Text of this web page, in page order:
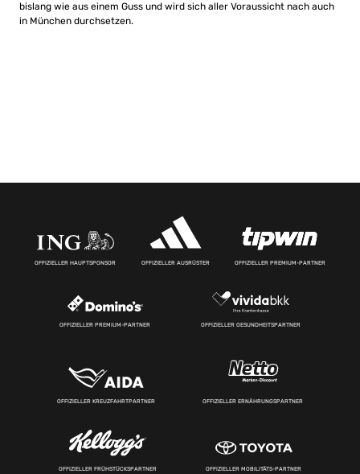
bislang wie aus einem Guss und wird sich aller Voraussicht nach auch
in München durchsetzen.
OFFIZIELLER HAUPTSPONSOR OFFIZIELLER AUSRÜSTER OFFIZIELLER PREMIUM-PARTNER
OFFIZIELLER PREMIUM-PARTNER OFFIZIELLER GESUNDHEITSPARTNER
OFFIZIELLER KREUZFAHRTPARTNER OFFIZIELLER ERNÄHRUNGSPARTNER
OFFIZIELLER FRÜHSTÜCKSPARTNER OFFIZIELLER MOBILITÄTS-PARTNER